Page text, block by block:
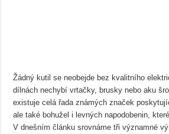
Žádný kutil se neobejde bez kvalitního
dílnách nechybí vrtačky, brusky nebo aku
existuje celá řada známých značek
ale také bohužel i levných napodobenin,
V dnešním článku srovnáme tři významné